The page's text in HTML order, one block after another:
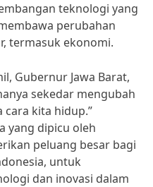
teknologi yang
perubahan
termasuk ekonomi.
Gubernur Jawa Barat,
sekedar mengubah
cara kita hidup.”
yang dipicu oleh
peluang besar bagi
untuk
dan inovasi dalam